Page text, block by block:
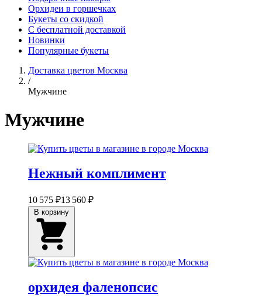
Орхидеи в горшечках
Букеты со скидкой
С бесплатной доставкой
Новинки
Популярные букеты
Доставка цветов Москва
/
Мужчине
Мужчине
Нежный комплимент
10 575 ₽13 560 ₽
орхидея фаленопсис